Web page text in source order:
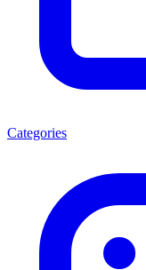
Categories